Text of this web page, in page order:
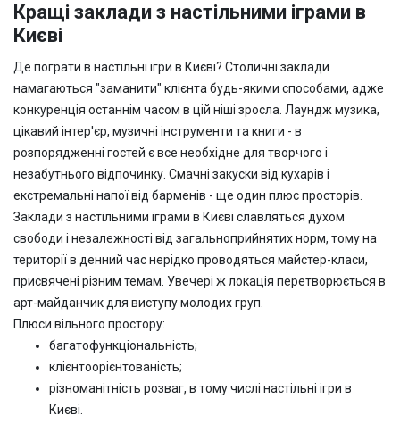
Кращі заклади з настільними іграми в
Києві
Де пограти в настільні ігри в Києві? Столичні заклади
намагаються "заманити" клієнта будь-якими способами, адже
конкуренція останнім часом в цій ніші зросла. Лаундж музика,
цікавий інтер'єр, музичні інструменти та книги - в
розпорядженні гостей є все необхідне для творчого і
незабутнього відпочинку. Смачні закуски від кухарів і
екстремальні напої від барменів - ще один плюс просторів.
Заклади з настільними іграми в Києві славляться духом
свободи і незалежності від загальноприйнятих норм, тому на
території в денний час нерідко проводяться майстер-класи,
присвячені різним темам. Увечері ж локація перетворюється в
арт-майданчик для виступу молодих груп.
Плюси вільного простору:
багатофункціональність;
клієнтоорієнтованість;
різноманітність розваг, в тому числі настільні ігри в
Києві.